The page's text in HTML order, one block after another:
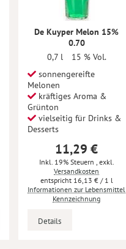
De Kuyper Melon 15%
0.70
0,7 l
15 % Vol.
sonnengereifte
Melonen
kräftiges Aroma &
Grünton
vielseitig für Drinks &
Desserts
11,29 €
Inkl. 19% Steuern exkl.
Versandkosten
16,13 € / 1 l
Informationen zur Lebensmittel
Kennzeichnung
Details